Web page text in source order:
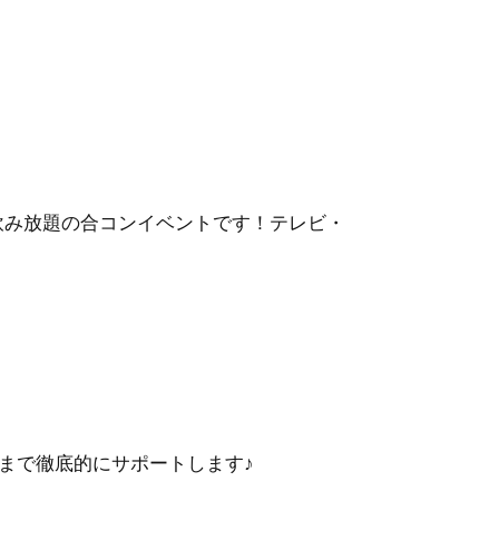
放題の合コンイベントです！テレビ・
で徹底的にサポートします♪